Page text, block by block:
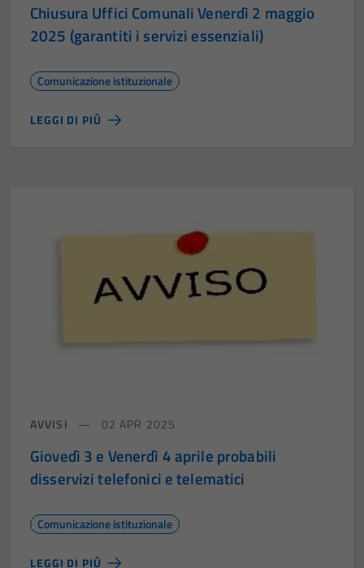
Chiusura Uffici Comunali Venerdì 2 maggio
2025 (garantiti i servizi essenziali)
Comunicazione istituzionale
LEGGI DI PIÙ
AVVISI 02 APR 2025
Giovedì 3 e Venerdì 4 aprile probabili
disservizi telefonici e telematici
Comunicazione istituzionale
LEGGI DI PIÙ